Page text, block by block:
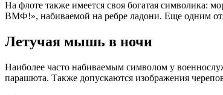
На флоте также имеется своя богатая символика:
ВМФ!», набиваемой на ребре ладони. Еще одним
Летучая мышь в ночи
Наиболее часто набиваемым символом у
парашюта. Также допускаются изображения